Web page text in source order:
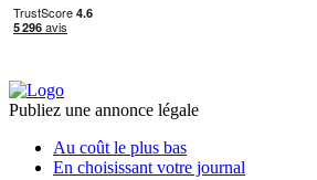
Publiez une annonce légale
Au coût le plus bas
En choisissant votre journal